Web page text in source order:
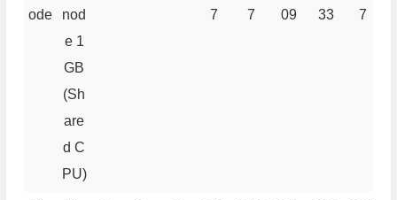
ode
nod
e 1
GB
(Sh
are
d C
PU)
7 7 09 33 7